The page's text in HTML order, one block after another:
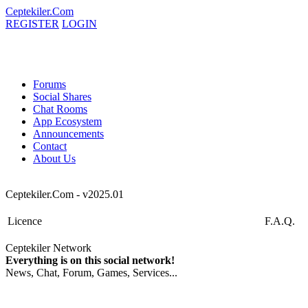
Ceptekiler.Com
REGISTER LOGIN
Forums
Social Shares
Chat Rooms
App Ecosystem
Announcements
Contact
About Us
Ceptekiler.Com - v2025.01
Licence F.A.Q.
Ceptekiler Network
Everything is on this social network!
News, Chat, Forum, Games, Services...